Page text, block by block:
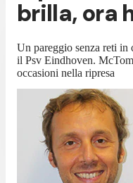
brilla, ora
Un pareggio senza reti in
il Psv Eindhoven.
occasioni nella ripresa